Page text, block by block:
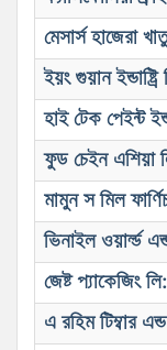
মেসার্স হাজেরা
ইয়ং গুয়ান ইন্ডাষ্ট্রি
হাই টেক পেইন্ট
ফুড চেইন এশিয়া
মামুন স মিল
ভিনাইল ওয়ার্ল্ড
জেষ্ট প্যাকেজিং লি:
এ রহিম টিম্বার